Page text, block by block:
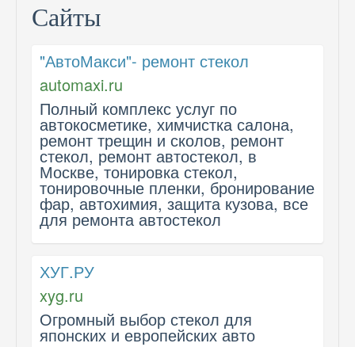
Сайты
"АвтоМакси"- ремонт стекол
automaxi.ru
Полный комплекс услуг по
автокосметике, химчистка салона,
ремонт трещин и сколов, ремонт
стекол, ремонт автостекол, в
Москве, тонировка стекол,
тонировочные пленки, бронирование
фар, автохимия, защита кузова, все
для ремонта автостекол
ХУГ.РУ
xyg.ru
Огромный выбор стекол для
японских и европейских авто